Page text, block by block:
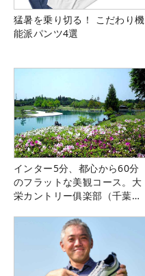
猛暑を乗り切る！ こだわり機
能派パンツ4選
インター5分、都心から60分
のフラットな美観コース。大
栄カントリー俱楽部（千葉